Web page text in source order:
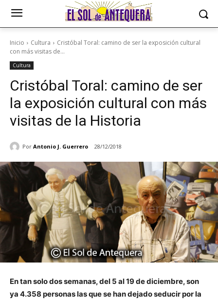
Inicio Cultura
Cristóbal Toral: camino de ser la exposición cultural
con más visitas de...
Cultura
Cristóbal Toral: camino de ser
la exposición cultural con más
visitas de la Historia
Por Antonio J. Guerrero 28/12/2018
En tan solo dos semanas, del 5 al 19 de diciembre, son
ya 4.358 personas las que se han dejado seducir por la